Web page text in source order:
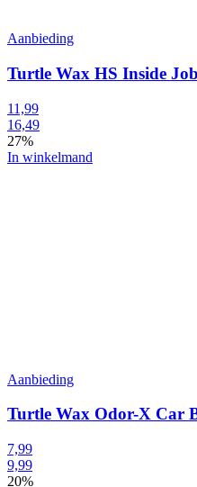
Aanbieding
Turtle Wax HS Inside
11,99
16,49
27%
In winkelmand
Aanbieding
Turtle Wax Odor-X Car
7,99
9,99
20%